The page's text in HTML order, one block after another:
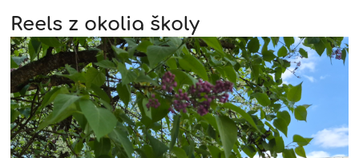
Reels z okolia školy